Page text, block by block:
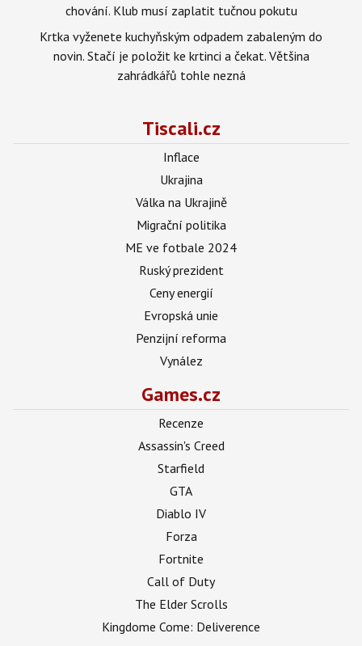
chování. Klub musí zaplatit tučnou pokutu
Krtka vyženete kuchyňským odpadem zabaleným do
novin. Stačí je položit ke krtinci a čekat. Většina
zahrádkářů tohle nezná
Tiscali.cz
Inflace
Ukrajina
Válka na Ukrajině
Migrační politika
ME ve fotbale 2024
Ruský prezident
Ceny energií
Evropská unie
Penzijní reforma
Vynález
Games.cz
Recenze
Assassin's Creed
Starfield
GTA
Diablo IV
Forza
Fortnite
Call of Duty
The Elder Scrolls
Kingdome Come: Deliverence